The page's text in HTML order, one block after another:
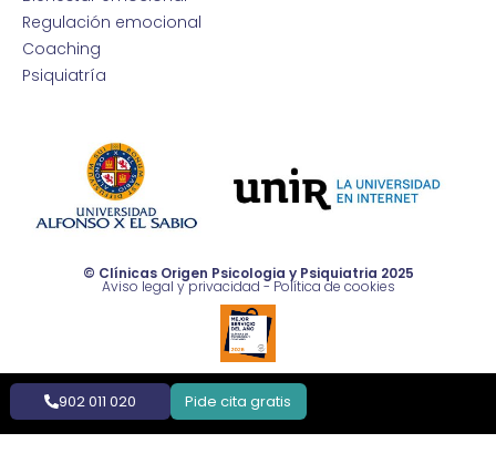
Regulación emocional
Coaching
Psiquiatría
© Clínicas Origen Psicologia y Psiquiatria 2025
Aviso legal y privacidad -Política de cookies
902 011 020 Pide cita gratis